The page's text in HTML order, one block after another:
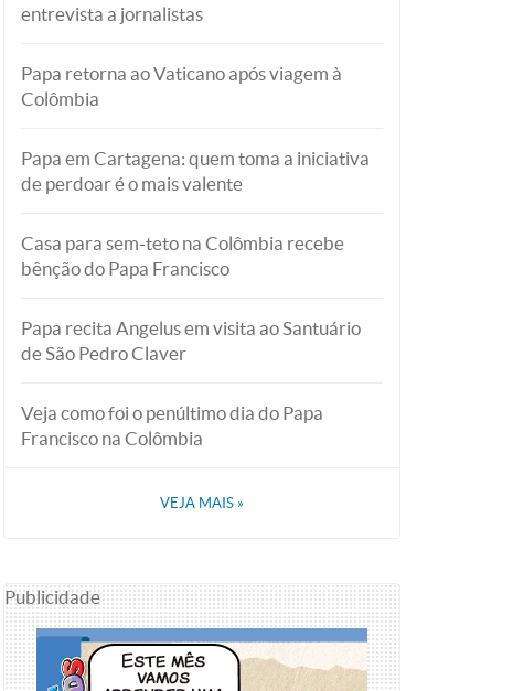
entrevista a jornalistas
Papa retorna ao Vaticano após viagem à
Colômbia
Papa em Cartagena: quem toma a iniciativa
de perdoar é o mais valente
Casa para sem-teto na Colômbia recebe
bênção do Papa Francisco
Papa recita Angelus em visita ao Santuário
de São Pedro Claver
Veja como foi o penúltimo dia do Papa
Francisco na Colômbia
VEJA MAIS »
Publicidade